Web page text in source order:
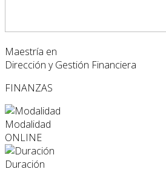
Maestría en
Dirección y Gestión Financiera
FINANZAS
Modalidad
ONLINE
Duración